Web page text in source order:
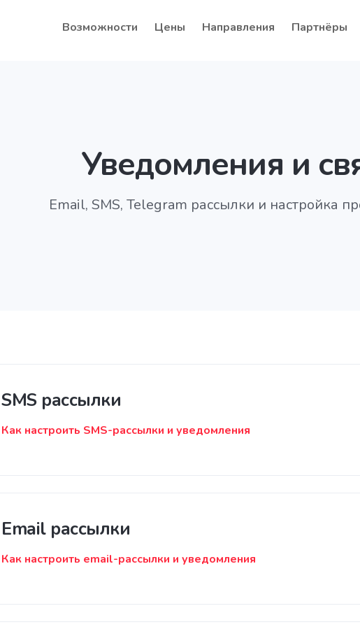
Возможности Цены Направления Партнёры
Уведомления и
Email, SMS, Telegram рассылки и настройка
SMS рассылки
Как настроить SMS-рассылки и уведомления
Email рассылки
Как настроить email-рассылки и уведомления